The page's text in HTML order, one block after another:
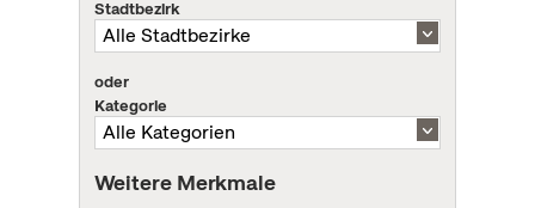
Stadtbezirk
oder
Kategorie
Weitere Merkmale